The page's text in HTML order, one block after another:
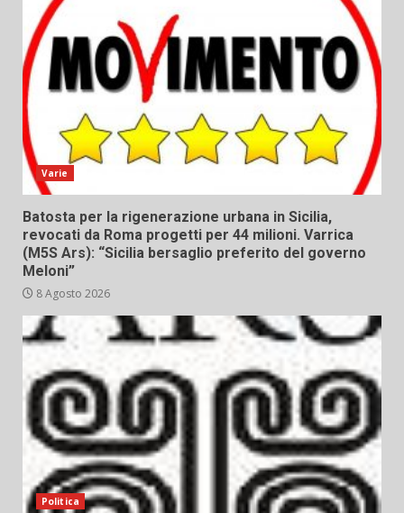
Varie
Batosta per la rigenerazione urbana in Sicilia,
revocati da Roma progetti per 44 milioni. Varrica
(M5S Ars): “Sicilia bersaglio preferito del governo
Meloni”
8 Agosto 2026
Politica